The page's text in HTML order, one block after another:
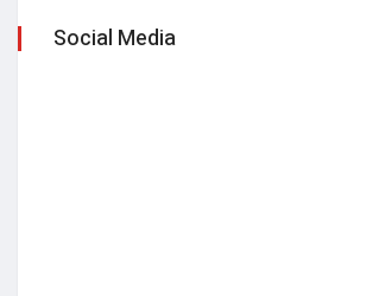
Social Media